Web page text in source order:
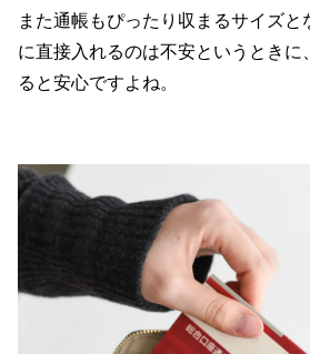
また通帳もぴったり収まるサイズ
に直接入れるのは不安というときに
ると安心ですよね。